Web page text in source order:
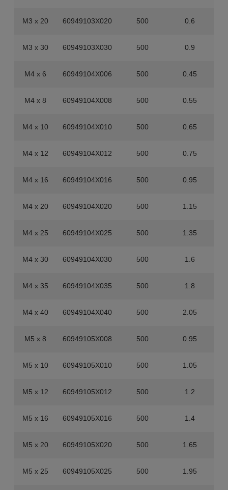
M3 x 20 60949103X020 500 0.6
M3 x 30 60949103X030 500 0.9
M4 x 6 60949104X006 500 0.45
M4 x 8 60949104X008 500 0.55
M4 x 10 60949104X010 500 0.65
M4 x 12 60949104X012 500 0.75
M4 x 16 60949104X016 500 0.95
M4 x 20 60949104X020 500 1.15
M4 x 25 60949104X025 500 1.35
M4 x 30 60949104X030 500 1.6
M4 x 35 60949104X035 500 1.8
M4 x 40 60949104X040 500 2.05
M5 x 8 60949105X008 500 0.95
M5 x 10 60949105X010 500 1.05
M5 x 12 60949105X012 500 1.2
M5 x 16 60949105X016 500 1.4
M5 x 20 60949105X020 500 1.65
M5 x 25 60949105X025 500 1.95